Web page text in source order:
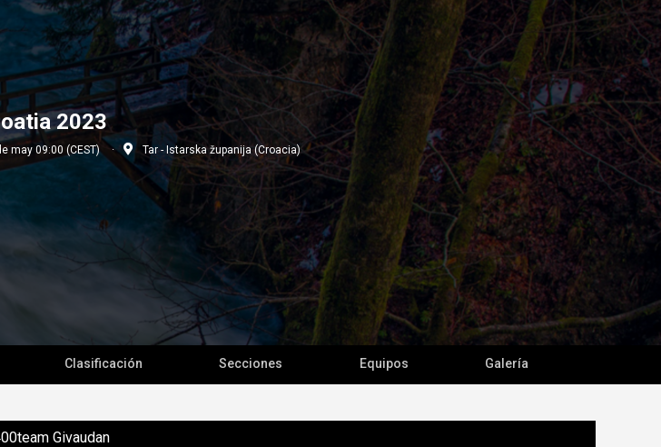
2023
may 09:00 (CEST) Tar - Istarska županija (Croacia)
Clasificación Secciones Equipos Galería
Givaudan